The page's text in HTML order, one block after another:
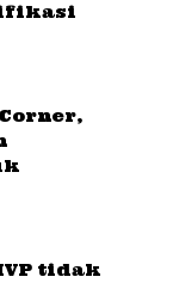
tidak